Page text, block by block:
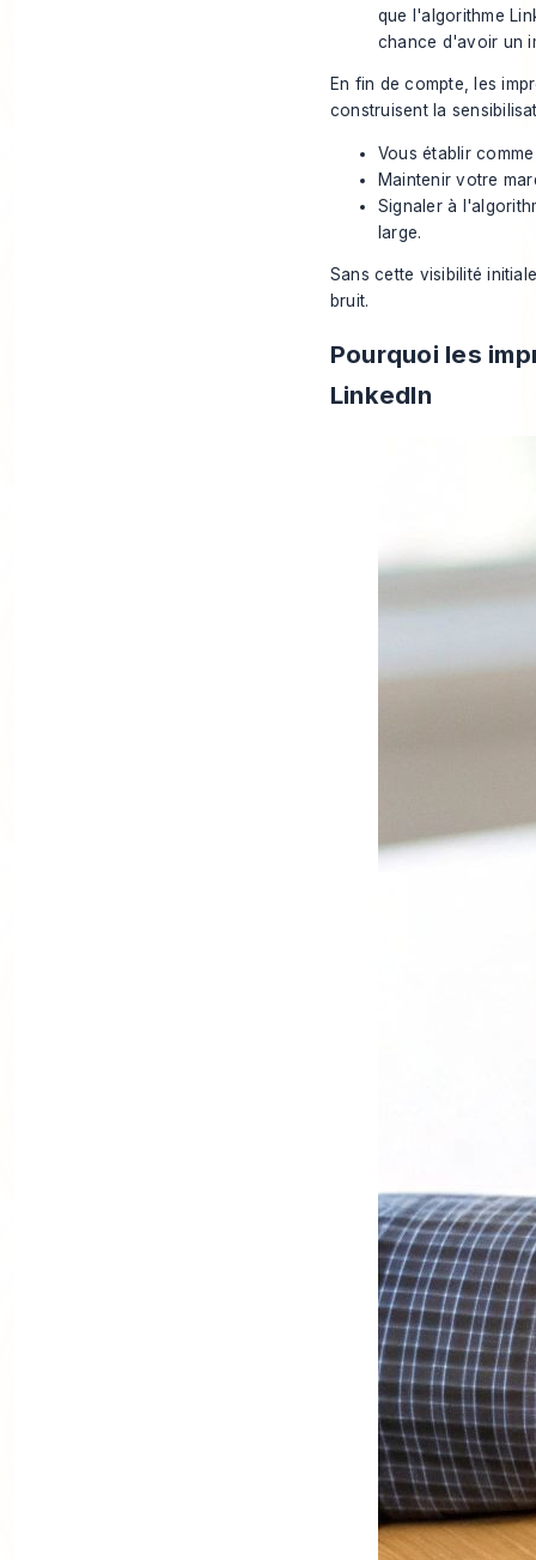
que l'algorithme
chance d'avoir un
En fin de compte, les
construisent la
Vous établir
Maintenir votre
Signaler à
large.
Sans cette visibilité
bruit.
Pourquoi les
LinkedIn